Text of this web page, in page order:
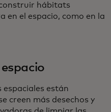
hábitats
en el espacio, como en la
están
creen más desechos y